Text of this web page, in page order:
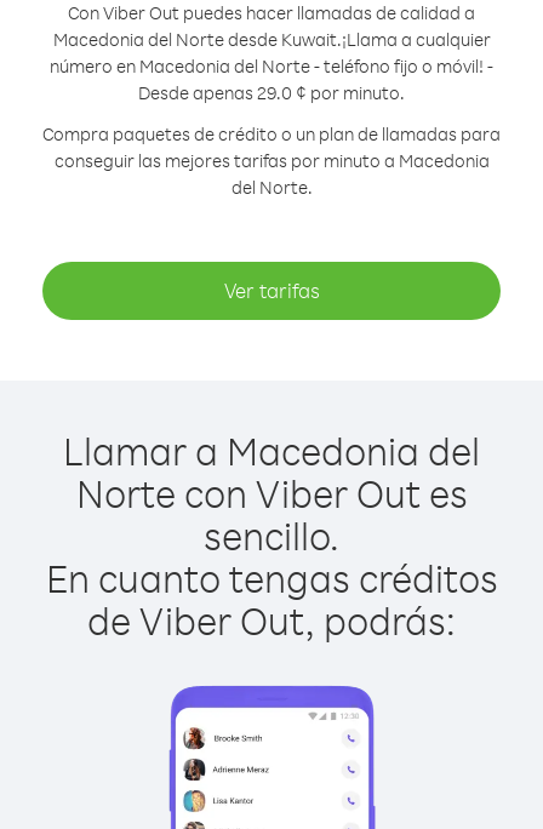
Con Viber Out puedes hacer llamadas de calidad a
Macedonia del Norte desde Kuwait.¡Llama a cualquier
número en Macedonia del Norte - teléfono fijo o móvil! -
Desde apenas 29.0 ¢ por minuto.
Compra paquetes de crédito o un plan de llamadas para
conseguir las mejores tarifas por minuto a Macedonia
del Norte.
Ver tarifas
Llamar a Macedonia del
Norte con Viber Out es
sencillo.
En cuanto tengas créditos
de Viber Out, podrás: